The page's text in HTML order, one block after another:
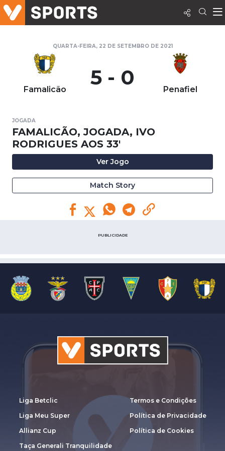
QUARTA-FEIRA, 22 DE SETEMBRO DE 2021
Famalicão 5 - 0 Penafiel
JOGADA
FAMALICÃO, JOGADA, IVO
RODRIGUES AOS 33'
Ver Jogo
Match Story
PUBLICIDADE
Liga Betclic
Liga Meu Super
Allianz Cup
Taça Generali Tranquilidade
Termos e Condições
Política de Privacidade
Política de Cookies